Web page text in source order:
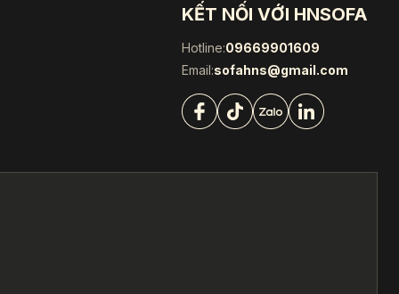
KẾT NỐI VỚI HNSOFA
Hotline:09669901609
Email:sofahns@gmail.com